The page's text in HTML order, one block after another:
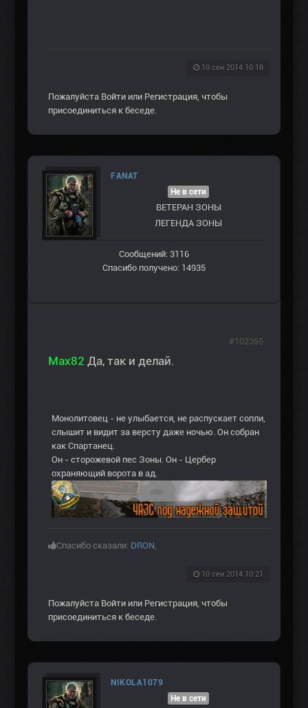
10 сен 2014 10:18
Пожалуйста Войти или Регистрация, чтобы
присоединиться к беседе.
FANAT
Не в сети
ВЕТЕРАН ЗOНЫ
ЛЕГЕНДА ЗОНЫ
Сообщений: 3116
Спасибо получено: 14935
Max82 Да, так и делай.
Монолитовец - не улыбается, не распускает сопли,
слышит и видит за версту даже ночью. Он собран
как Спартанец.
Он - сторожевой пес Зоны. Он - Цербер
охраняющий ворота в ад.
Спасибо сказали: DRON,
10 сен 2014 10:21
#102355
Пожалуйста Войти или Регистрация, чтобы
присоединиться к беседе.
NIKOLA1079
Не в сети